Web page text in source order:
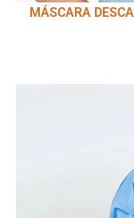
MÁSCARA